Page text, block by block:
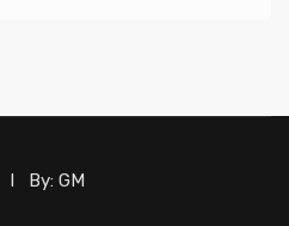
I By: GM